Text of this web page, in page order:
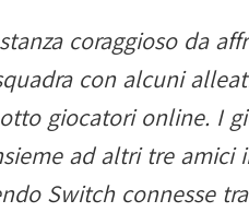
coraggioso da
con alcuni
giocatori online. I
ad altri tre amici
Switch connesse